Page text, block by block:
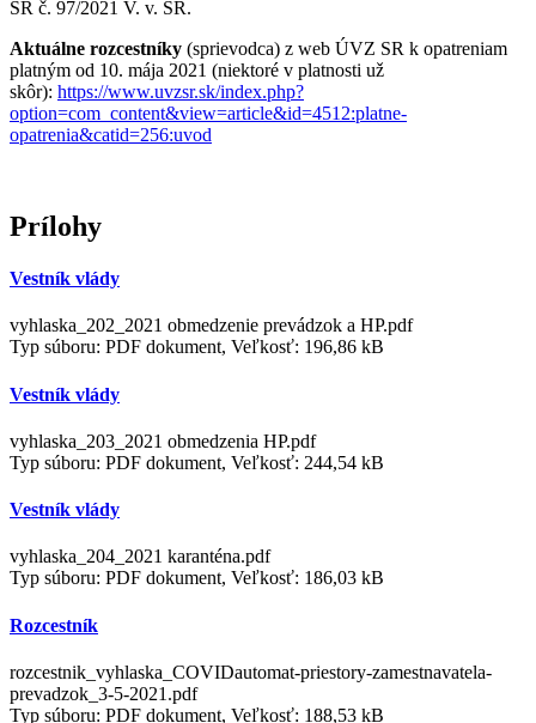
SR č. 97/2021 V. v. SR.
Aktuálne rozcestníky (sprievodca) z web ÚVZ SR k opatreniam
platným od 10. mája 2021 (niektoré v platnosti už
skôr): https://www.uvzsr.sk/index.php?
option=com_content&view=article&id=4512:platne-
opatrenia&catid=256:uvod
Prílohy
Vestník vlády
vyhlaska_202_2021 obmedzenie prevádzok a HP.pdf
Typ súboru: PDF dokument, Veľkosť: 196,86 kB
Vestník vlády
vyhlaska_203_2021 obmedzenia HP.pdf
Typ súboru: PDF dokument, Veľkosť: 244,54 kB
Vestník vlády
vyhlaska_204_2021 karanténa.pdf
Typ súboru: PDF dokument, Veľkosť: 186,03 kB
Rozcestník
rozcestnik_vyhlaska_COVIDautomat-priestory-zamestnavatela-
prevadzok_3-5-2021.pdf
Typ súboru: PDF dokument, Veľkosť: 188,53 kB